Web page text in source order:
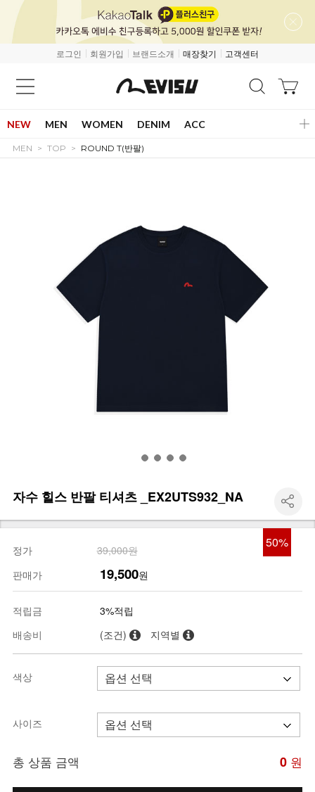
로그인 회원가입 브랜드소개 매장찾기 고객센터
NEW MEN WOMEN DENIM ACC
MEN TOP ROUND T(반팔)
자수 힐스 반팔 티셔츠 _EX2UTS932_NA
50%
정가
39,000원
판매가
19,500원
적립금
3%적립
배송비
(조건) 지역별
색상
사이즈
총 상품 금액 0 원